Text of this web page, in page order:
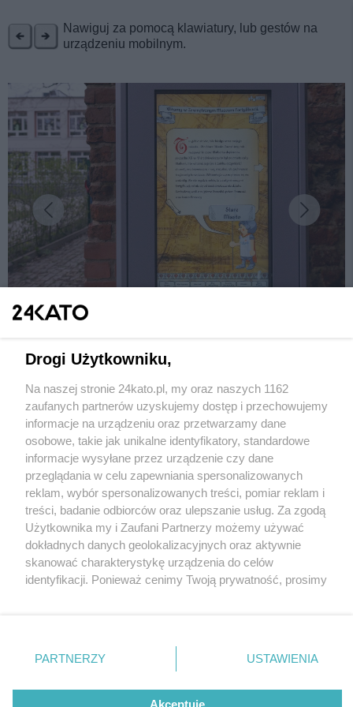
Nawiguj za pomocą klawiatury, lub gestów na
urządzeniu mobilnym.
Malborku i na Powiślu
6 / 24
Malbork Zewnetrzne
Muzeum Fortyfikacji
Wydawca mediów lokalnych
Nie zapomnij
zapoznać się z:
polityką prywatności regulamin korzystania z portali
Twojemiasto
Piekary Śląskie
Chorzów
Tarnowskie Góry
Gliwice
Skontakuj sięz nami
Kontakt
Wydawca
Redakcja
Drogi Użytkowniku,
Na naszej stronie 24kato.pl, my oraz naszych 1162
zaufanych partnerów uzyskujemy dostęp i przechowujemy
informacje na urządzeniu oraz przetwarzamy dane
osobowe, takie jak unikalne identyfikatory, standardowe
informacje wysyłane przez urządzenie czy dane
przeglądania w celu zapewniania spersonalizowanych
reklam, wybór spersonalizowanych treści, pomiar reklam i
treści, badanie odbiorców oraz ulepszanie usług. Za zgodą
Użytkownika my i Zaufani Partnerzy możemy używać
dokładnych danych geolokalizacyjnych oraz aktywnie
skanować charakterystykę urządzenia do celów
identyfikacji. Ponieważ cenimy Twoją prywatność, prosimy
prywatności znajdujący się w lewym dolnym rogu strony
. Niektóre rodzaje przetwarzania danych nie wymagają
zgody użytkownika, ale masz prawo sprzeciwić się
takiemu przetwarzaniu. Preferencje będą miały
PARTNERZY USTAWIENIA
Akceptuję